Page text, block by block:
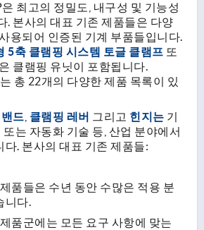
최고의 정밀도, 내구성 및 기능성
. 본사의 대표 기존 제품들은 다양
용되어 인증된 기계 부품들입니다.
5축 클램핑 시스템 토글 클램프 또
클램핑 유닛이 포함됩니다.
총 22개의 다양한 제품 목록이 있
드 클램핑 레버 그리고 힌지는 기
는 자동화 기술 등, 산업 분야에서
다. 본사의 대표 기존 제품들:
제품들은 수년 동안 수많은 적용 분
니다.
품군에는 모든 요구 사항에 맞는